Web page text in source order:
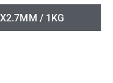
/ 1KG